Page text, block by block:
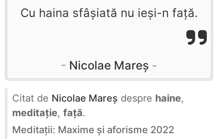
Cu haina sfâșiată nu ieși-n față.
Nicolae Mareș
Citat de Nicolae Mareș despre haine,
meditație, față.
Meditații: Maxime și aforisme 2022